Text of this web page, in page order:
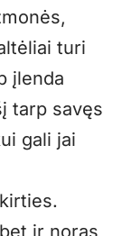
turi
įlenda
tarp savęs
gali jai